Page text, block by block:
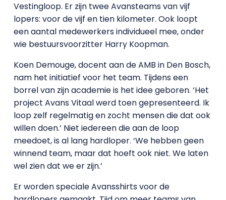
Vestingloop. Er zijn twee Avansteams van vijf
lopers: voor de vijf en tien kilometer. Ook loopt
een aantal medewerkers individueel mee, onder
wie bestuursvoorzitter Harry Koopman.
Koen Demouge, docent aan de AMB in Den Bosch,
nam het initiatief voor het team. Tijdens een
borrel van zijn academie is het idee geboren. ‘Het
project Avans Vitaal werd toen gepresenteerd. Ik
loop zelf regelmatig en zocht mensen die dat ook
willen doen.’ Niet iedereen die aan de loop
meedoet, is al lang hardloper. ‘We hebben geen
winnend team, maar dat hoeft ook niet. We laten
wel zien dat we er zijn.’
Er worden speciale Avansshirts voor de